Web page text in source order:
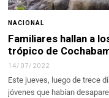
NACIONAL
Familiares hallan a
trópico de
14/07/2022
Este jueves, luego de trece
jóvenes que habían